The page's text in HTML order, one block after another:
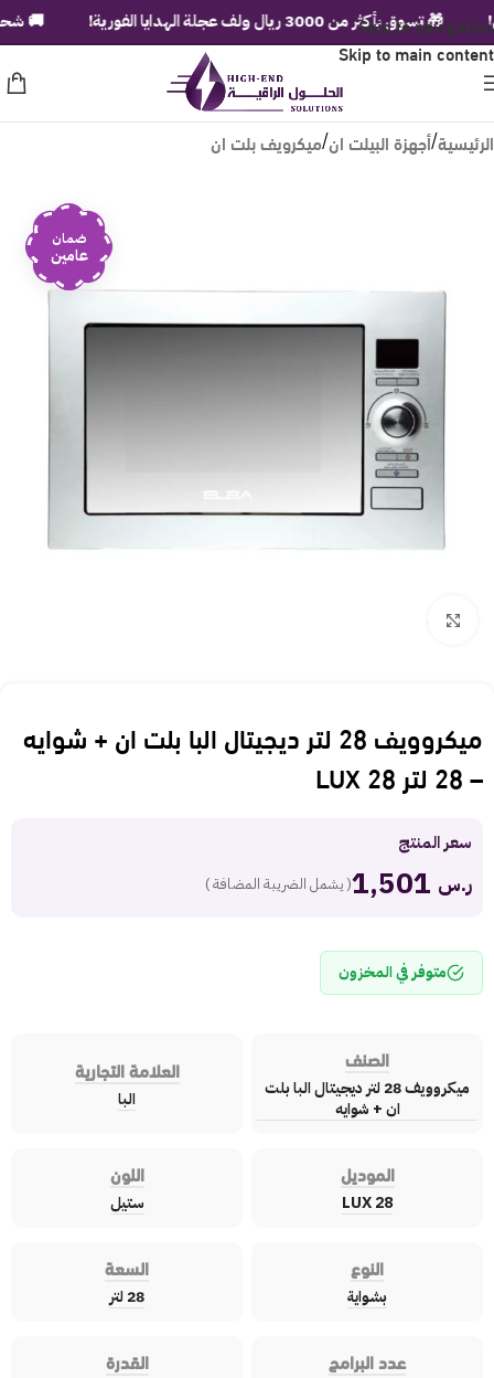
Skip to navigation
Skip to main content
الرئيسية/أجهزة البيلت ان/ميكرويف بلت ان
ضمان
عامين
ميكروويف 28 لتر ديجيتال البا بلت ان + شوايه
– 28 لتر LUX 28
سعر المنتج
ر.س ( يشمل الضريبة المضافة )
متوفر في المخزون
الصنف
ميكروويف 28 لتر ديجيتال البا بلت
ان + شوايه
العلامة التجارية
البا
الموديل
LUX 28
اللون
ستيل
النوع
بشواية
السعة
28 لتر
عدد البرامج القدرة
🎁 تسوق بأكثر من 3000 ريال ولف عجلة الهدايا الفورية! 🚚 شحن